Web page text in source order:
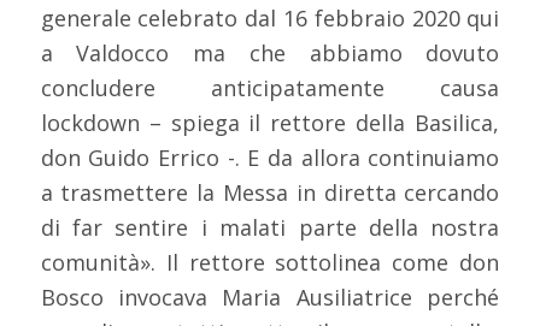
generale celebrato dal 16 febbraio 2020 qui
a Valdocco ma che abbiamo dovuto
concludere anticipatamente causa
lockdown – spiega il rettore della Basilica,
don Guido Errico -. E da allora continuiamo
a trasmettere la Messa in diretta cercando
di far sentire i malati parte della nostra
comunità». Il rettore sottolinea come don
Bosco invocava Maria Ausiliatrice perché